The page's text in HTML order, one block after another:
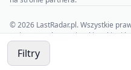
Filtry
© 2026 LastRadar.pl. Wszystkie
NajnowszeBlogWycieczkiRankingi
Regulamin